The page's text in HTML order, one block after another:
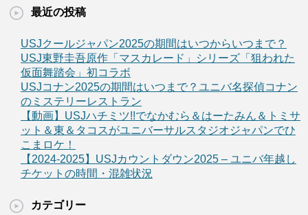
最近の投稿
USJクールジャパン2025の期間はいつからいつまで？
USJ東野圭吾原作「マスカレード」シリーズ「狙われた
仮面舞踏会」初コラボ
USJコナン2025の期間はいつまで？ユニバ名探偵コナン
のミステリーレストラン
【動画】USJハチミツ!!でなかむら＆はーたみん＆トミサ
ット＆東＆タコスがユニバーサルスタジオジャパンでひ
こまロケ！
【2024-2025】USJカウントダウン2025 – ユニバ年越し
チケットの時間・混雑状況
カテゴリー